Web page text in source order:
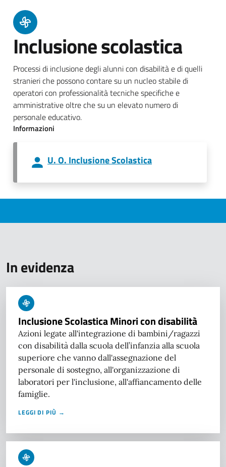
Inclusione scolastica
Processi di inclusione degli alunni con disabilità e di quelli
stranieri che possono contare su un nucleo stabile di
operatori con professionalità tecniche specifiche e
amministrative oltre che su un elevato numero di
personale educativo.
Informazioni
U. O. Inclusione Scolastica
In evidenza
Inclusione Scolastica Minori con disabilità
Azioni legate all'integrazione di bambini/ragazzi
con disabilità dalla scuola dell’infanzia alla scuola
superiore che vanno dall'assegnazione del
personale di sostegno, all'organizzazione di
laboratori per l'inclusione, all'affiancamento delle
famiglie.
LEGGI DI PIÙ →